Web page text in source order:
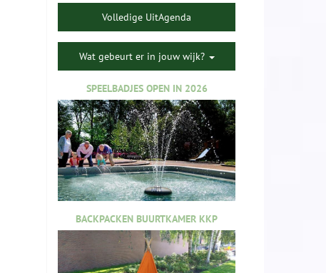
Volledige UitAgenda
Wat gebeurt er in jouw wijk?
SPEELBADJES OPEN IN 2026
BACKPACKEN BUURTKAMER KKP